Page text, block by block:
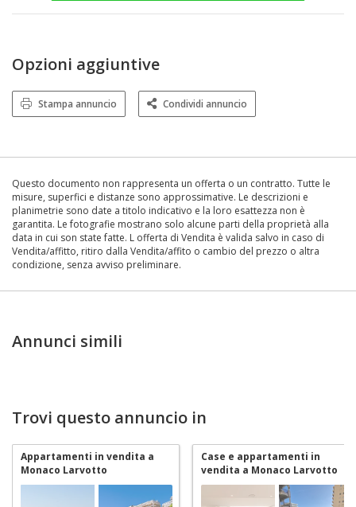
Opzioni aggiuntive
Stampa annuncio Condividi annuncio
Questo documento non rappresenta un offerta o un contratto. Tutte le
misure, superfici e distanze sono approssimative. Le descrizioni e
planimetrie sono date a titolo indicativo e la loro esattezza non è
garantita. Le fotografie mostrano solo alcune parti della proprietà alla
data in cui son state fatte. L offerta di Vendita è valida salvo in caso di
Vendita/affitto, ritiro dalla Vendita/affito o cambio del prezzo o altra
condizione, senza avviso preliminare.
Annunci simili
Trovi questo annuncio in
Appartamenti in vendita a
Monaco Larvotto
Case e appartamenti in
vendita a Monaco Larvotto